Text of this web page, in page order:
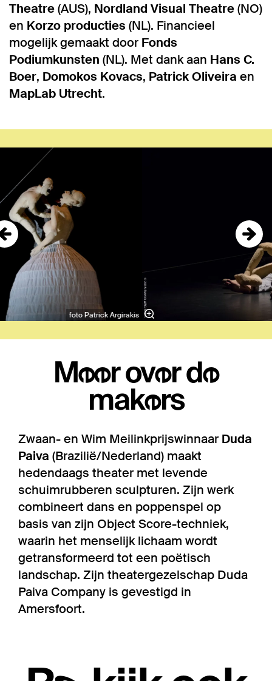
Theatre(AUS), Nordland Visual Theatre(NO)
en Korzo producties (NL). Financieel
mogelijk gemaakt door Fonds
Podiumkunsten (NL). Met dank aan Hans C.
Boer, Domokos Kovacs, Patrick Oliveira en
MapLab Utrecht.
foto Patrick Argirakis
Meer over de
makers
Zwaan- en Wim Meilinkprijswinnaar Duda
Paiva (Brazilië/Nederland) maakt
hedendaags theater met levende
schuimrubberen sculpturen. Zijn werk
combineert dans en poppenspel op
basis van zijn Object Score-techniek,
waarin het menselijk lichaam wordt
getransformeerd tot een poëtisch
landschap. Zijn theatergezelschap Duda
Paiva Company is gevestigd in
Amersfoort.